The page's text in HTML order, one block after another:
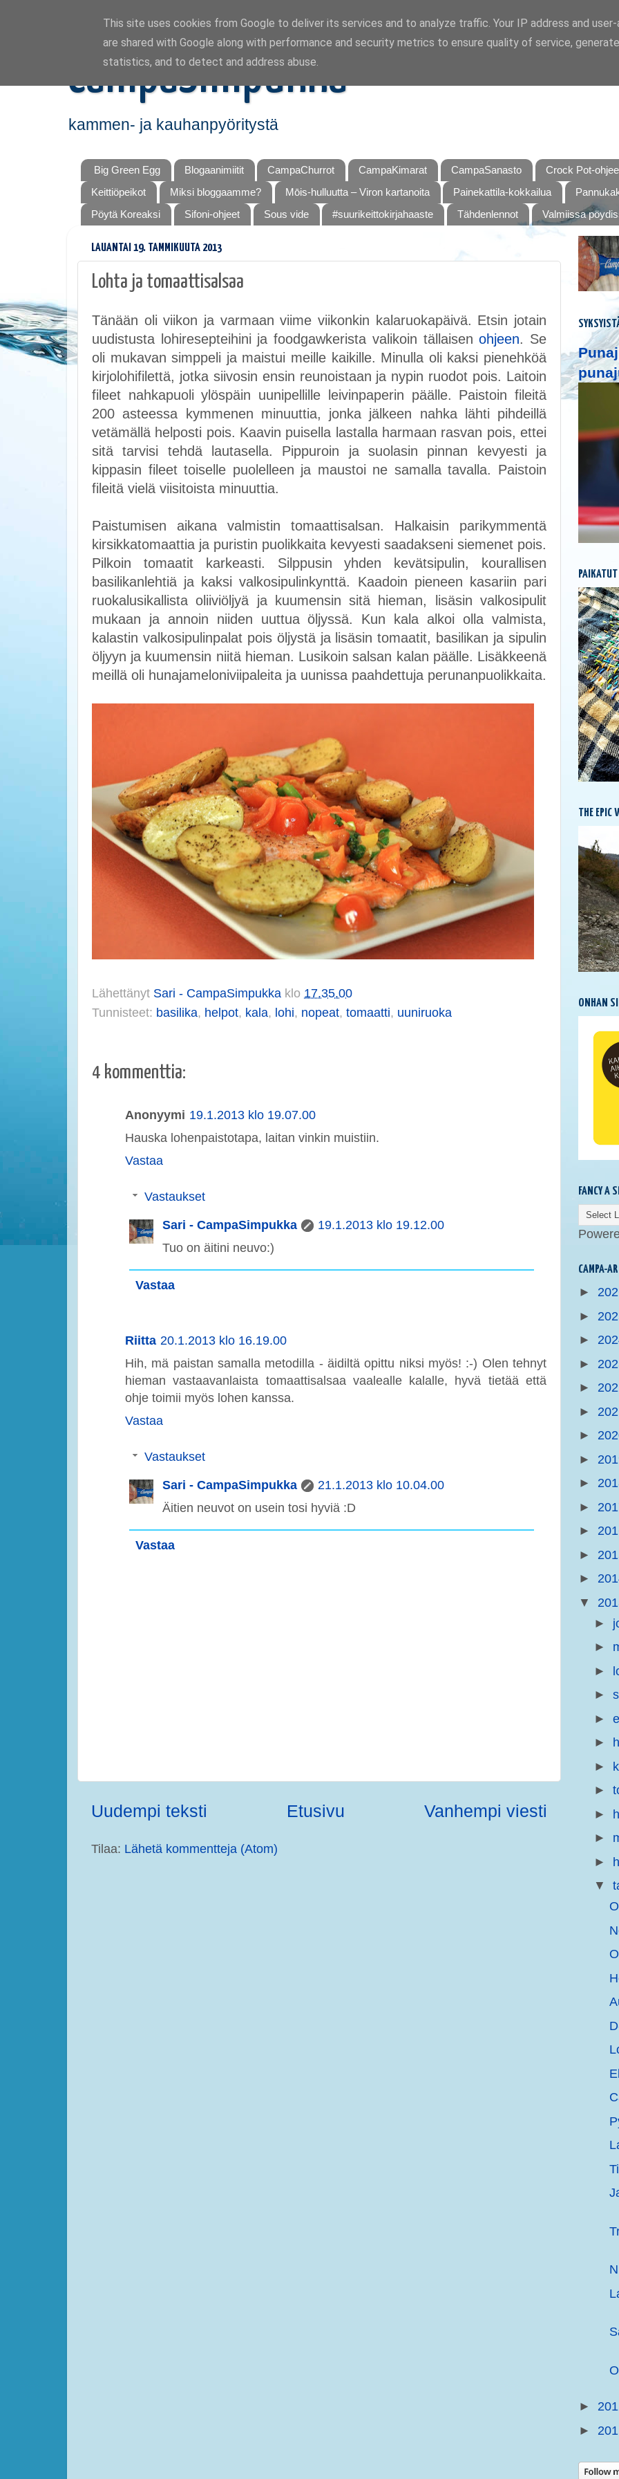
CampaSimpukka
kammen- ja kauhanpyöritystä
Big Green Egg Blogaanimiitit CampaChurrot CampaKimarat CampaSanasto
Crock Pot-
Keittiöpeikot
Miksi bloggaamme? Mōis-hulluutta – Viron kartanoita Painekattila-kokkailua
Pöytä Koreaksi
Sifoni-ohjeet Sous vide #suurikeittokirjahaaste Tähdenlennot Valmiissa
LAUANTAI 19. TAMMIKUUTA 2013
Lohta ja tomaattisalsaa
Tänään oli viikon ja varmaan viime viikonkin kalaruokapäivä. Etsin jotain
uudistusta lohiresepteihini ja foodgawkerista valikoin tällaisenohjeen. Se
oli mukavan simppeli ja maistui meille kaikille. Minulla oli kaksi pienehköä
kirjolohifilettä, jotka siivosin ensin reunoistaan ja nypin ruodot pois. Laitoin
fileet nahkapuoli ylöspäin uunipellille leivinpaperin päälle. Paistoin fileitä
200 asteessa kymmenen minuuttia, jonka jälkeen nahka lähti pihdeillä
vetämällä helposti pois. Kaavin puisella lastalla harmaan rasvan pois, ettei
sitä tarvisi tehdä lautasella. Pippuroin ja suolasin pinnan kevyesti ja
kippasin fileet toiselle puolelleen ja maustoi ne samalla tavalla. Paistoin
fileitä vielä viisitoista minuuttia.
Paistumisen aikana valmistin tomaattisalsan. Halkaisin parikymmentä
kirsikkatomaattia ja puristin puolikkaita kevyesti saadakseni siemenet pois.
Pilkoin tomaatit karkeasti. Silppusin yhden kevätsipulin, kourallisen
basilikanlehtiä ja kaksi valkosipulinkynttä. Kaadoin pieneen kasariin pari
ruokalusikallista oliiviöljyä ja kuumensin sitä hieman, lisäsin valkosipulit
mukaan ja annoin niiden uuttua öljyssä. Kun kala alkoi olla valmista,
kalastin valkosipulinpalat pois öljystä ja lisäsin tomaatit, basilikan ja sipulin
öljyyn ja kuumensin niitä hieman. Lusikoin salsan kalan päälle. Lisäkkeenä
meillä oli hunajameloniviipaleita ja uunissa paahdettuja perunanpuolikkaita.
Lähettänyt Sari - CampaSimpukka klo 17.35.00
Tunnisteet: basilika, helpot, kala, lohi, nopeat, tomaatti, uuniruoka
4 kommenttia:
Anonyymi 19.1.2013 klo 19.07.00
Hauska lohenpaistotapa, laitan vinkin muistiin.
Vastaa
Vastaukset
Sari - CampaSimpukka
19.1.2013 klo 19.12.00
Tuo on äitini neuvo:)
Vastaa
Riitta 20.1.2013 klo 16.19.00
Hih, mä paistan samalla metodilla - äidiltä opittu niksi myös! :-) Olen tehnyt
hieman vastaavanlaista tomaattisalsaa vaalealle kalalle, hyvä tietää että
ohje toimii myös lohen kanssa.
Vastaa
Vastaukset
Sari - CampaSimpukka
21.1.2013 klo 10.04.00
Äitien neuvot on usein tosi hyviä :D
Vastaa
Uudempi teksti Vanhempi viesti
Etusivu
Tilaa: Lähetä kommentteja (Atom)
THE EPIC
ONHAN
FANCY A
CAMPA-
►
►
►
►
►
►
►
►
►
►
►
►
►
▼
►
►
►
►
►
►
►
►
►
►
►
▼
►
►
This site uses cookies from Google to deliver its services and to analyze traffic. Your IP address and
are shared with Google along with performance and security metrics to ensure quality of service,
statistics, and to detect and address abuse.